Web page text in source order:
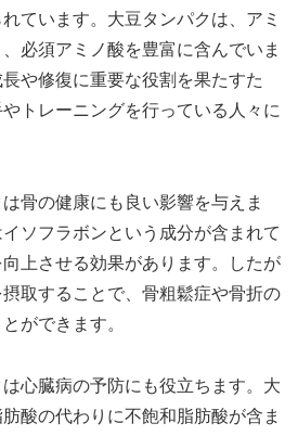
ています。大豆タンパクは、アミ
必須アミノ酸を豊富に含んでいま
や修復に重要な役割を果たすた
トレーニングを行っている人々に
骨の健康にも良い影響を与えま
ソフラボンという成分が含まれて
上させる効果があります。したが
取することで、骨粗鬆症や骨折の
ができます。
心臓病の予防にも役立ちます。大
酸の代わりに不飽和脂肪酸が含ま